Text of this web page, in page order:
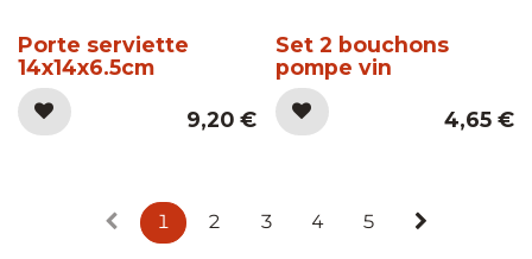
Porte serviette
14x14x6.5cm
9,20€
Set 2 bouchons
pompe vin
4,65€
1 2 3 4 5